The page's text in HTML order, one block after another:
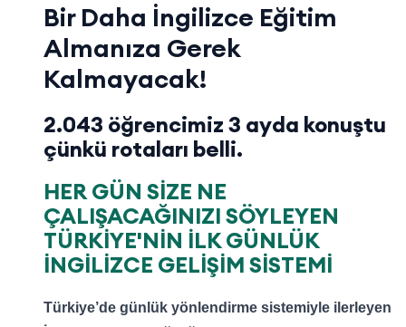
Bir Daha İngilizce Eğitim
Almanıza Gerek
Kalmayacak!
2.043 öğrencimiz 3 ayda konuştu
çünkü rotaları belli.
HER GÜN SİZE NE
ÇALIŞACAĞINIZI SÖYLEYEN
TÜRKİYE'NİN İLK GÜNLÜK
İNGİLİZCE GELİŞİM SİSTEMİ
Türkiye’de günlük yönlendirme sistemiyle ilerleyen